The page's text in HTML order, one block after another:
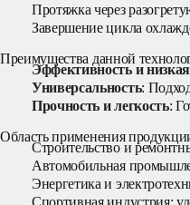
Протяжка через
Завершение цикла
Преимущества данной
Эффективность и низкая
Универсальность:
Прочность и легкость:
Область применения
Строительство и
Автомобильная
Энергетика и
Спортивная индустрия: